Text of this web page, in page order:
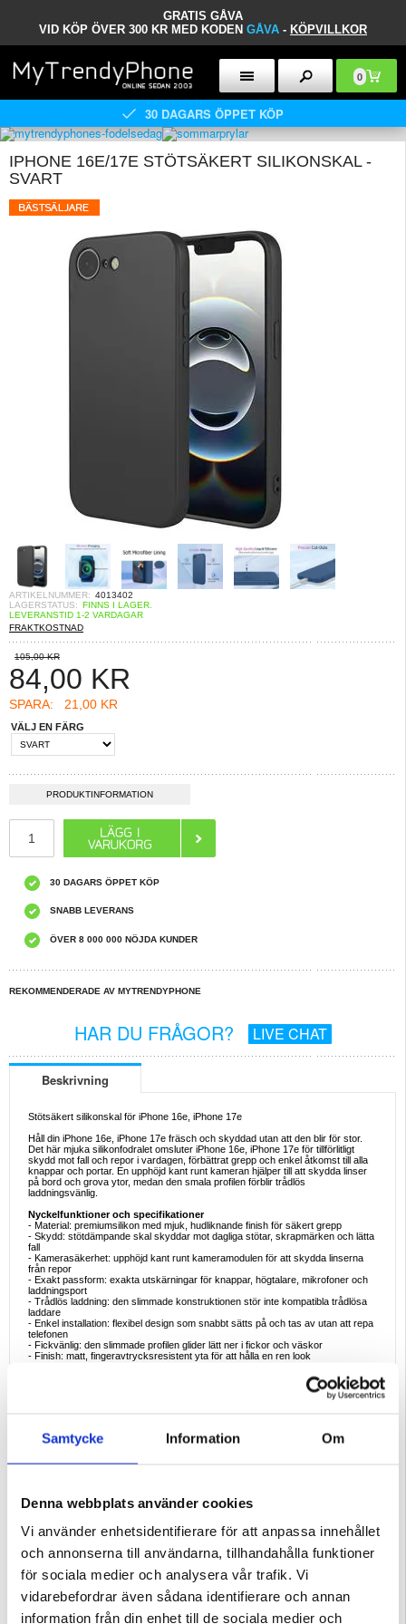
Samtycke Information Om
Denna webbplats använder cookies
Vi använder enhetsidentifierare för att anpassa innehållet
och annonserna till användarna, tillhandahålla funktioner
för sociala medier och analysera vår trafik. Vi
vidarebefordrar även sådana identifierare och annan
information från din enhet till de sociala medier och
GRATIS GÅVA
VID KÖP ÖVER 300 KR MED KODEN GÅVA - KÖPVILLKOR
0
30 DAGARS ÖPPET KÖP
IPHONE 16E/17E STÖTSÄKERT SILIKONSKAL -
SVART
ARTIKELNUMMER: 4013402
LAGERSTATUS: FINNS I LAGER.
LEVERANSTID 1-2 VARDAGAR
FRAKTKOSTNAD
105,00 KR
84,00 KR
SPARA: 21,00 KR
VÄLJ EN FÄRG
PRODUKTINFORMATION
30 DAGARS ÖPPET KÖP
SNABB LEVERANS
ÖVER 8 000 000 NÖJDA KUNDER
REKOMMENDERADE AV MYTRENDYPHONE
HAR DU FRÅGOR? LIVE CHAT
Beskrivning
Stötsäkert silikonskal för iPhone 16e, iPhone 17e
Håll din iPhone 16e, iPhone 17e fräsch och skyddad utan att den blir för stor.
Det här mjuka silikonfodralet omsluter iPhone 16e, iPhone 17e för tillförlitligt
skydd mot fall och repor i vardagen, förbättrat grepp och enkel åtkomst till alla
knappar och portar. En upphöjd kant runt kameran hjälper till att skydda linser
på bord och grova ytor, medan den smala profilen förblir trådlös
laddningsvänlig.
Nyckelfunktioner och specifikationer
- Material: premiumsilikon med mjuk, hudliknande finish för säkert grepp
- Skydd: stötdämpande skal skyddar mot dagliga stötar, skrapmärken och lätta
fall
- Kamerasäkerhet: upphöjd kant runt kameramodulen för att skydda linserna
från repor
- Exakt passform: exakta utskärningar för knappar, högtalare, mikrofoner och
laddningsport
- Trådlös laddning: den slimmade konstruktionen stör inte kompatibla trådlösa
laddare
- Enkel installation: flexibel design som snabbt sätts på och tas av utan att repa
telefonen
- Fickvänlig: den slimmade profilen glider lätt ner i fickor och väskor
- Finish: matt, fingeravtrycksresistent yta för att hålla en ren look
- Skydd för den dagliga pendlingen i ryggsäckar, handväskor eller jackfickor
- Gymsessioner och weekendresor där ett lätt men pålitligt skydd är ett måste
- Snabba laddningar på en trådlös laddare med fodralet kvar på
Varför det här fodralet är det perfekta köpet
16e, iPhone 17e
- Genomtänkt kameraläpp och taktila knappskydd förbättrar användbarhet och
- Exakt tillverkning minskar skakningar, luckor och inträngande damm
- Utmärkt värdeuppgradering eller ersättning för utslitna eller hala fodral
Intressanta fakta om silikonfodral för telefoner
- Silikon erbjuder naturlig stötdämpning och grepp, vilket minskar oavsiktliga
- Matt silikonfinish hjälper till att dölja fingeravtryck och mikrorepor för ett längre
- En upphöjd kamerarand är ett av de enklaste sätten att förhindra repor på